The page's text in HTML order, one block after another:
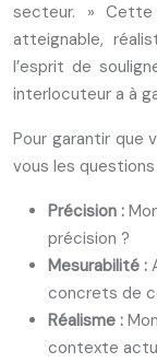
secteur. » Cette
atteignable,
l’esprit de
interlocuteur a à
Pour garantir
vous les
Précision :
précision ?
Mesurabilité :
concrets de
Réalisme :
contexte